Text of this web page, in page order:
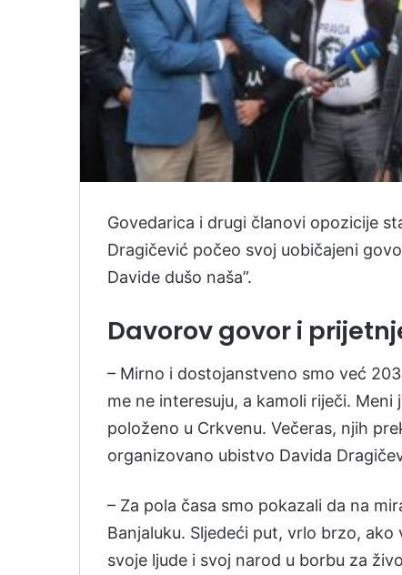
Govedarica i drugi članovi opozicije
Dragičević počeo svoj uobičajeni
Davide dušo naša”.
Davorov govor i
– Mirno i dostojanstveno smo već
me ne interesuju, a kamoli riječi.
položeno u Crkvenu. Večeras, njih
organizovano ubistvo Davida
– Za pola časa smo pokazali da na
Banjaluku. Sljedeći put, vrlo brzo,
svoje ljude i svoj narod u borbu za